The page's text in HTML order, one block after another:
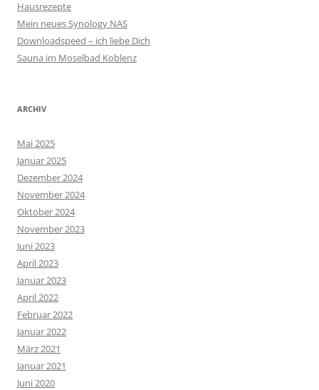
Hausrezepte
Mein neues Synology NAS
Downloadspeed – ich liebe Dich
Sauna im Moselbad Koblenz
ARCHIV
Mai 2025
Januar 2025
Dezember 2024
November 2024
Oktober 2024
November 2023
Juni 2023
April 2023
Januar 2023
April 2022
Februar 2022
Januar 2022
März 2021
Januar 2021
Juni 2020